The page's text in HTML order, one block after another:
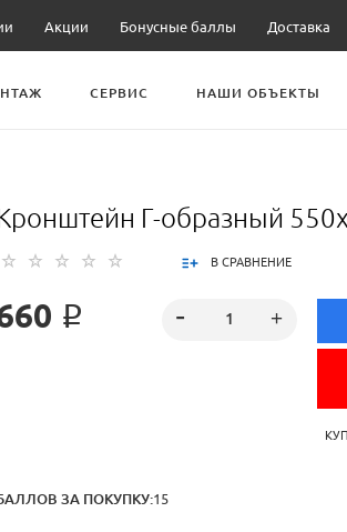
Акции Бонусные баллы Доставка
СЕРВИС НАШИ ОБЪЕКТЫ
Г-образный
В СРАВНЕНИЕ
₽
ЗА ПОКУПКУ:15